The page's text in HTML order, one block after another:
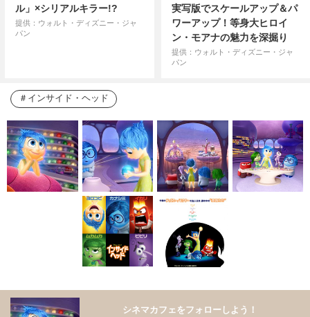
ル」×シリアルキラー!?
提供：ウォルト・ディズニー・ジャ
パン
実写版でスケールアップ＆パ
ワーアップ！等身大ヒロイ
ン・モアナの魅力を深掘り
提供：ウォルト・ディズニー・ジャ
パン
インサイド・ヘッド
シネマカフェをフォローしよう！